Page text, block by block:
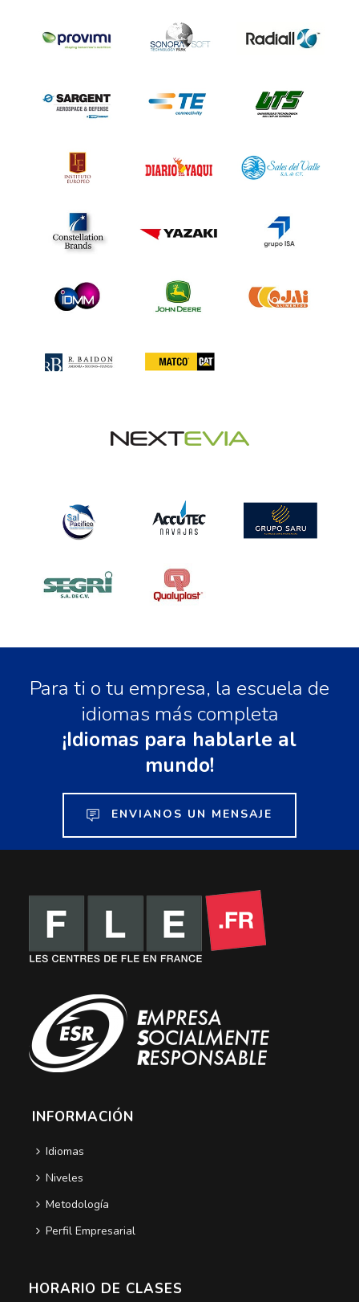
Para ti o tu empresa, la escuela de
idiomas más completa
¡Idiomas para hablarle al
mundo!
ENVIANOS UN MENSAJE
INFORMACIÓN
Idiomas
Niveles
Metodología
Perfil Empresarial
HORARIO DE CLASES